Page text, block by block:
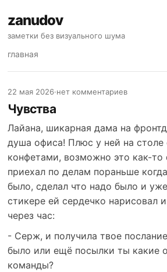
zanudov
заметки без визуального шума
главная
22 мая 2026·нет комментариев
Чувства
Лайана, шикарная дама на
душа офиса! Плюс у ней на столе
конфетами, возможно это как-то
приехал по делам пораньше
было, сделал что надо было и
стикере ей сердечко нарисовал
через час:
- Серж, и получила твое
было или ещё посылки ты какие
команды?